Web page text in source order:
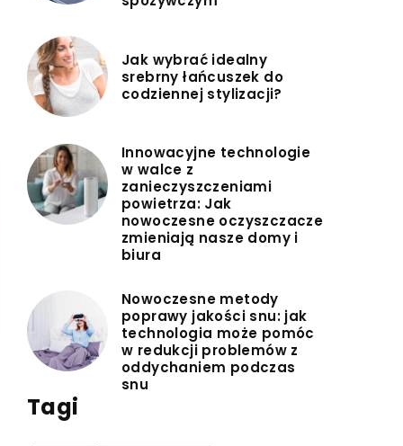
Jak wybrać idealny
srebrny łańcuszek do
codziennej stylizacji?
Innowacyjne technologie
w walce z
zanieczyszczeniami
powietrza: Jak
nowoczesne oczyszczacze
zmieniają nasze domy i
biura
Nowoczesne metody
poprawy jakości snu: jak
technologia może pomóc
w redukcji problemów z
oddychaniem podczas
snu
Tagi